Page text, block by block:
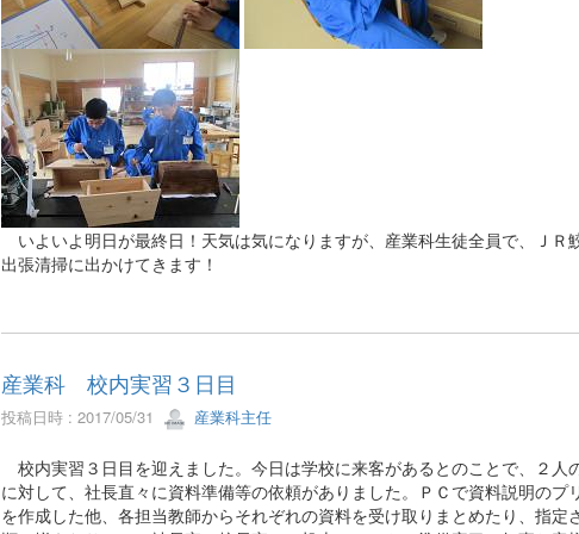
いよいよ明日が最終日！天気は気になりますが、産業科生徒全員で、ＪＲ
出張清掃に出かけてきます！
産業科 校内実習３日目
投稿日時 : 2017/05/31 産業科主任
校内実習３日目を迎えました。今日は学校に来客があるとのことで、２人
に対して、社長直々に資料準備等の依頼がありました。ＰＣで資料説明のプ
を作成した他、各担当教師からそれぞれの資料を受け取りまとめたり、指定